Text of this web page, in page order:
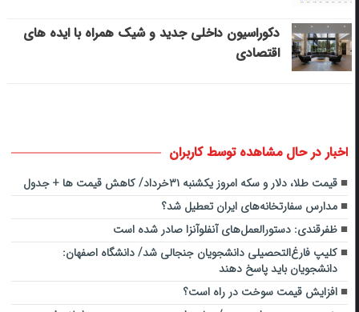
دکوراسیون داخلی جدید و شیک همراه با ایده های
اقتصادی
اخبار در حال مشاهده توسط کاربران
قیمت طلا، دلار و سکه امروز یکشنبه ۳۱خرداد/ کاهش قیمت ها + جدول
مدارس سفارتخانه‌های ایران تعطیل شد؟
ظفرقندی: دستورالعمل‌های آنفلوآنزا صادر شده است
کلیپ فارغ‌التحصیلی دانشجویان جنجالی شد/ دانشگاه اصفهان:
دانشجویان باید پاسخ دهند
افزایش قیمت سوخت در راه است؟